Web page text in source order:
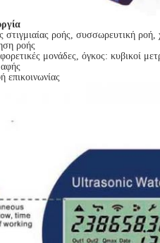
στιγμιαίας ροής, συσσωρευτική ροή,
ροής
μονάδες, όγκος: κυβικοί
επικοινωνίας